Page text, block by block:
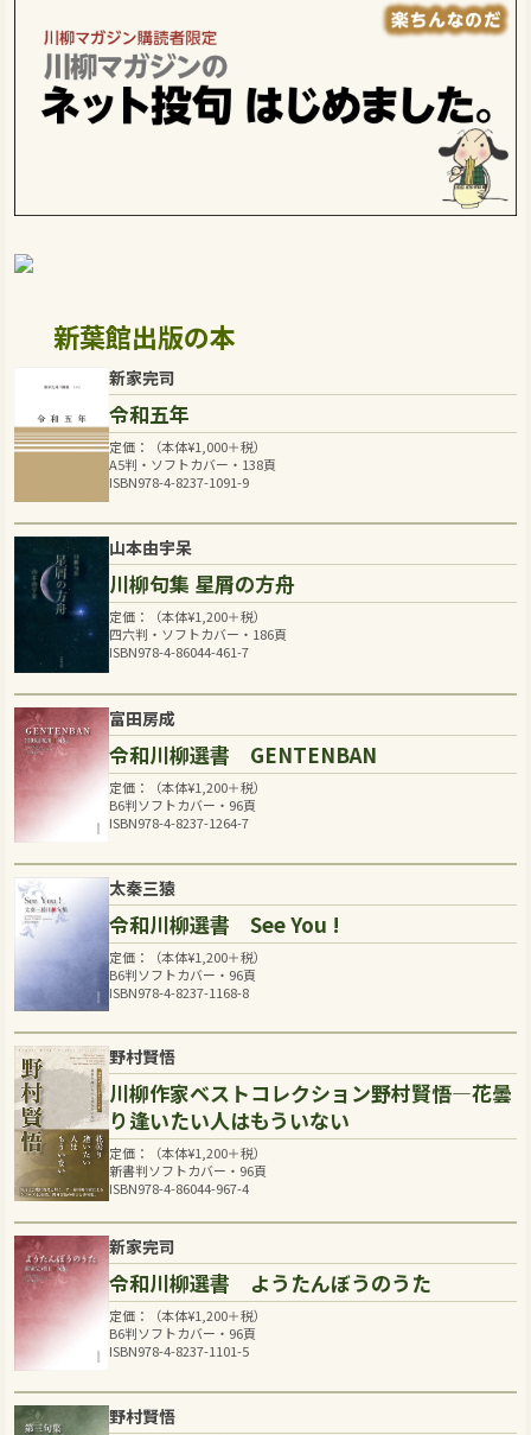
新葉館出版の本
新家完司
令和五年
定価：（本体¥1,000＋税）
A5判・ソフトカバー・138頁
ISBN978-4-8237-1091-9
山本由宇呆
川柳句集 星屑の方舟
定価：（本体¥1,200＋税）
四六判・ソフトカバー・186頁
ISBN978-4-86044-461-7
富田房成
令和川柳選書 GENTENBAN
定価：（本体¥1,200＋税）
B6判ソフトカバー・96頁
ISBN978-4-8237-1264-7
太秦三猿
令和川柳選書 See You !
定価：（本体¥1,200＋税）
B6判ソフトカバー・96頁
ISBN978-4-8237-1168-8
野村賢悟
川柳作家ベストコレクション野村賢悟―花曇
り逢いたい人はもういない
定価：（本体¥1,200＋税）
新書判ソフトカバー・96頁
ISBN978-4-86044-967-4
新家完司
令和川柳選書 ようたんぼうのうた
定価：（本体¥1,200＋税）
B6判ソフトカバー・96頁
ISBN978-4-8237-1101-5
野村賢悟